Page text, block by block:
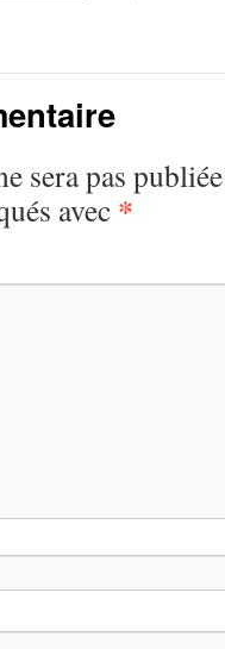
sera pas
avec *